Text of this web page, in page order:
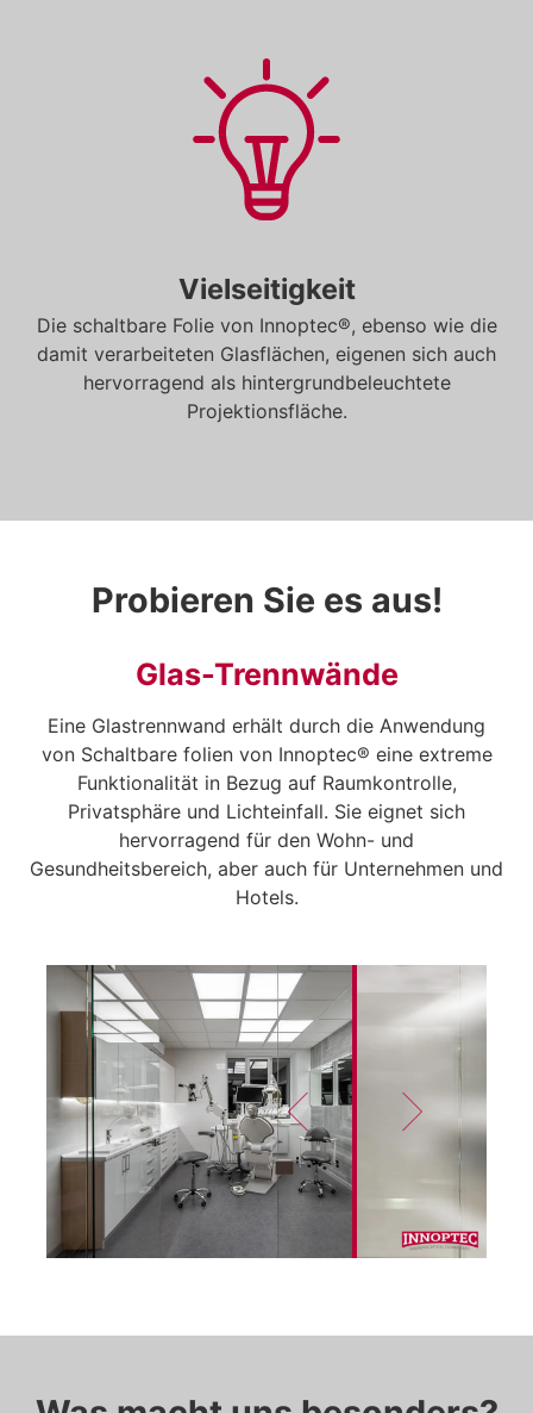
Vielseitigkeit
Die schaltbare Folie von Innoptec®, ebenso wie die
damit verarbeiteten Glasflächen, eigenen sich auch
hervorragend als hintergrundbeleuchtete
Projektionsfläche.
Probieren Sie es aus!
Glas-Trennwände
Eine Glastrennwand erhält durch die Anwendung
von Schaltbare folien von Innoptec® eine extreme
Funktionalität in Bezug auf Raumkontrolle,
Privatsphäre und Lichteinfall. Sie eignet sich
hervorragend für den Wohn- und
Gesundheitsbereich, aber auch für Unternehmen und
Hotels.